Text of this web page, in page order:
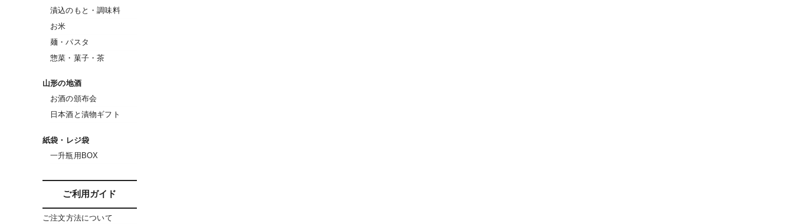
漬込のもと・調味料
お米
麺・パスタ
惣菜・菓子・茶
山形の地酒
お酒の頒布会
日本酒と漬物ギフト
紙袋・レジ袋
一升瓶用BOX
ご利用ガイド
ご注文方法について